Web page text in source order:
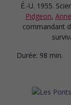
É.-U. 1955.
Pidgeon,
commandant
Durée: 98 min.